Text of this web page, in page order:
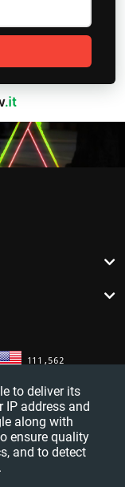
to deliver its
IP address and
along with
ensure quality
and to detect